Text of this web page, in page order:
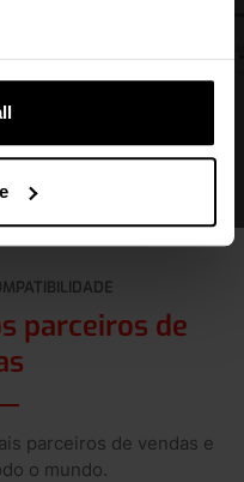
parceiros de
parceiros de vendas e
o mundo.